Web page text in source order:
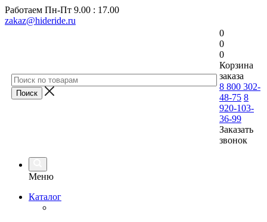
Работаем Пн-Пт 9.00 : 17.00
zakaz@hideride.ru
0
0
0
Корзина
заказа
8 800 302-
48-75 8
920-103-
36-99
Заказать
звонок
Меню
Каталог